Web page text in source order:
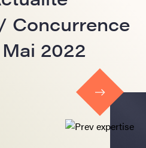
Concurrence
2022